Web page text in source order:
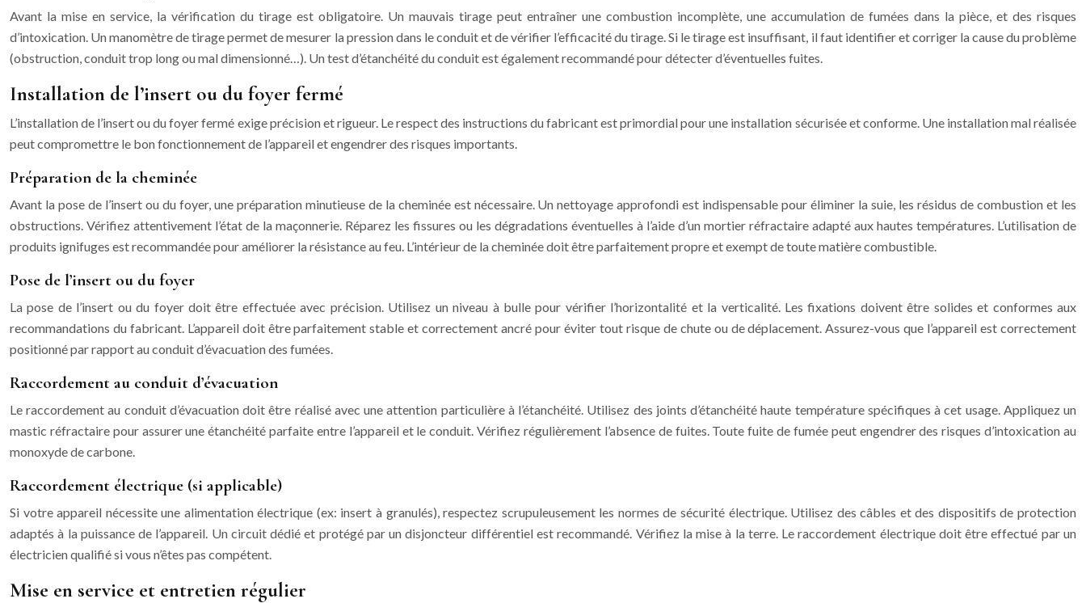
Avant la mise en service, la vérification du tirage est obligatoire. Un mauvais tirage peut entraîner une combustion incomplète, une accumulation de fumées dans la pièce, et des risques
d’intoxication. Un manomètre de tirage permet de mesurer la pression dans le conduit et de vérifier l’efficacité du tirage. Si le tirage est insuffisant, il faut identifier et corriger la cause du problème
(obstruction, conduit trop long ou mal dimensionné…). Un test d’étanchéité du conduit est également recommandé pour détecter d’éventuelles fuites.
Installation de l’insert ou du foyer fermé
L’installation de l’insert ou du foyer fermé exige précision et rigueur. Le respect des instructions du fabricant est primordial pour une installation sécurisée et conforme. Une installation mal réalisée
peut compromettre le bon fonctionnement de l’appareil et engendrer des risques importants.
Préparation de la cheminée
Avant la pose de l’insert ou du foyer, une préparation minutieuse de la cheminée est nécessaire. Un nettoyage approfondi est indispensable pour éliminer la suie, les résidus de combustion et les
obstructions. Vérifiez attentivement l’état de la maçonnerie. Réparez les fissures ou les dégradations éventuelles à l’aide d’un mortier réfractaire adapté aux hautes températures. L’utilisation de
produits ignifuges est recommandée pour améliorer la résistance au feu. L’intérieur de la cheminée doit être parfaitement propre et exempt de toute matière combustible.
Pose de l’insert ou du foyer
La pose de l’insert ou du foyer doit être effectuée avec précision. Utilisez un niveau à bulle pour vérifier l’horizontalité et la verticalité. Les fixations doivent être solides et conformes aux
recommandations du fabricant. L’appareil doit être parfaitement stable et correctement ancré pour éviter tout risque de chute ou de déplacement. Assurez-vous que l’appareil est correctement
positionné par rapport au conduit d’évacuation des fumées.
Raccordement au conduit d’évacuation
Le raccordement au conduit d’évacuation doit être réalisé avec une attention particulière à l’étanchéité. Utilisez des joints d’étanchéité haute température spécifiques à cet usage. Appliquez un
mastic réfractaire pour assurer une étanchéité parfaite entre l’appareil et le conduit. Vérifiez régulièrement l’absence de fuites. Toute fuite de fumée peut engendrer des risques d’intoxication au
monoxyde de carbone.
Raccordement électrique (si applicable)
Si votre appareil nécessite une alimentation électrique (ex: insert à granulés), respectez scrupuleusement les normes de sécurité électrique. Utilisez des câbles et des dispositifs de protection
adaptés à la puissance de l’appareil. Un circuit dédié et protégé par un disjoncteur différentiel est recommandé. Vérifiez la mise à la terre. Le raccordement électrique doit être effectué par un
électricien qualifié si vous n’êtes pas compétent.
Mise en service et entretien régulier